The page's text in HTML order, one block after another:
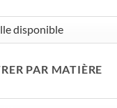
PAR MATIÈRE